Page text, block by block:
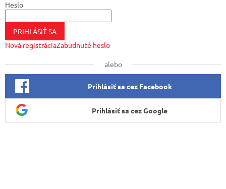
Heslo
PRIHLÁSIŤ SA
Nová registráciaZabudnuté heslo
alebo
Prihlásiť sa cez Facebook
Prihlásiť sa cez Google